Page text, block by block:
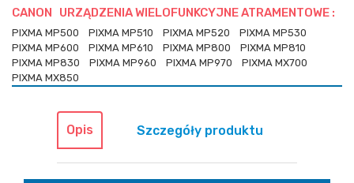
CANON URZĄDZENIA WIELOFUNKCYJNE ATRAMENTOWE :
PIXMA MP500 PIXMA MP510 PIXMA MP520
PIXMA MP530
PIXMA MP600
PIXMA MP610 PIXMA MP800
PIXMA MP810
PIXMA MP830
PIXMA MP960 PIXMA MP970
PIXMA MX700
PIXMA MX850
Opis Szczegóły produktu